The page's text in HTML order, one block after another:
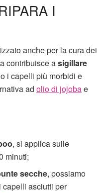
I
anche per la cura dei
contribuisce asigillare
i capelli più morbidi e
ad olio di jojobae
, si applica sulle
minuti;
secche, possiamo
asciutti per